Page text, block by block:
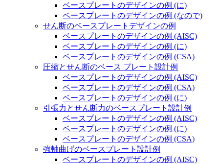
ベースプレートのデザインの例 (に)
ベースプレートのデザインの例 (なので)
せん断のベースプレートデザインの例
ベースプレートのデザインの例 (AISC)
ベースプレートのデザインの例 (に)
ベースプレートのデザインの例 (CSA)
圧縮とせん断のベース プレート設計例
ベースプレートのデザインの例 (AISC)
ベースプレートのデザインの例 (CSA)
ベースプレートのデザインの例 (に)
引張力とせん断力のベースプレート設計例
ベースプレートのデザインの例 (AISC)
ベースプレートのデザインの例 (に)
ベースプレートのデザインの例 (CSA)
強軸曲げのベースプレート設計例
ベースプレートのデザインの例 (AISC)